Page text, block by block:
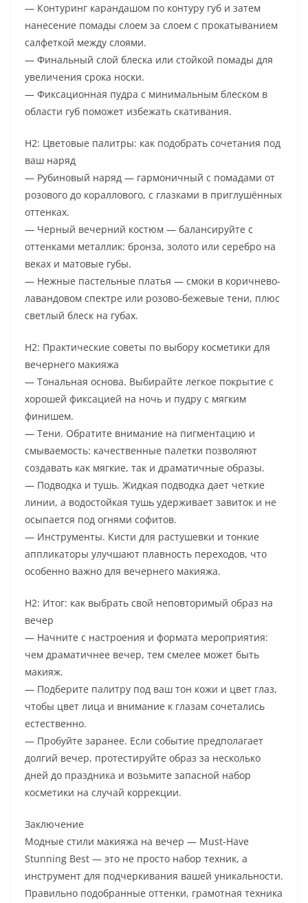
— Контуринг карандашом по контуру губ и затем
нанесение помады слоем за слоем с прокатыванием
салфеткой между слоями.
— Финальный слой блеска или стойкой помады для
увеличения срока носки.
— Фиксационная пудра с минимальным блеском в
области губ поможет избежать скативания.
H2: Цветовые палитры: как подобрать сочетания под
ваш наряд
— Рубиновый наряд — гармоничный с помадами от
розового до кораллового, с глазками в приглушённых
оттенках.
— Черный вечерний костюм — балансируйте с
оттенками металлик: бронза, золото или серебро на
веках и матовые губы.
— Нежные пастельные платья — смоки в коричнево-
лавандовом спектре или розово-бежевые тени, плюс
светлый блеск на губах.
H2: Практические советы по выбору косметики для
вечернего макияжа
— Тональная основа. Выбирайте легкое покрытие с
хорошей фиксацией на ночь и пудру с мягким
финишем.
— Тени. Обратите внимание на пигментацию и
смываемость: качественные палетки позволяют
создавать как мягкие, так и драматичные образы.
— Подводка и тушь. Жидкая подводка дает четкие
линии, а водостойкая тушь удерживает завиток и не
осыпается под огнями софитов.
— Инструменты. Кисти для растушевки и тонкие
аппликаторы улучшают плавность переходов, что
особенно важно для вечернего макияжа.
H2: Итог: как выбрать свой неповторимый образ на
вечер
— Начните с настроения и формата мероприятия:
чем драматичнее вечер, тем смелее может быть
макияж.
— Подберите палитру под ваш тон кожи и цвет глаз,
чтобы цвет лица и внимание к глазам сочетались
естественно.
— Пробуйте заранее. Если событие предполагает
долгий вечер, протестируйте образ за несколько
дней до праздника и возьмите запасной набор
косметики на случай коррекции.
Заключение
Модные стили макияжа на вечер — Must-Have
Stunning Best — это не просто набор техник, а
инструмент для подчеркивания вашей уникальности.
Правильно подобранные оттенки, грамотная техника